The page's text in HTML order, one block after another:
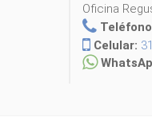
Oficina
Celular: